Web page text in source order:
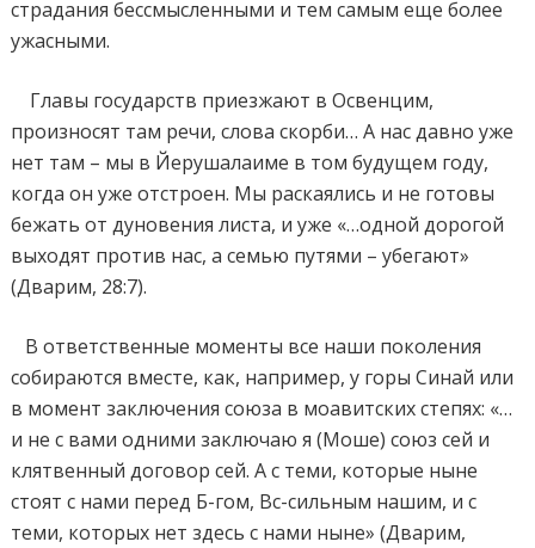
страдания бессмысленными и тем самым еще более
ужасными.
Главы государств приезжают в Освенцим,
произносят там речи, слова скорби… А нас давно уже
нет там – мы в Йерушалаиме в том будущем году,
когда он уже отстроен. Мы раскаялись и не готовы
бежать от дуновения листа, и уже «…одной дорогой
выходят против нас, а семью путями – убегают»
(Дварим, 28:7).
В ответственные моменты все наши поколения
собираются вместе, как, например, у горы Синай или
в момент заключения союза в моавитских степях: «…
и не с вами одними заключаю я (Моше) союз сей и
клятвенный договор сей. А с теми, которые ныне
стоят с нами перед Б-гом, Вс-сильным нашим, и с
теми, которых нет здесь с нами ныне» (Дварим,